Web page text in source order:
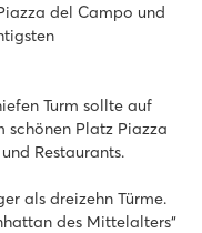
del Campo und
Turm sollte auf
schönen Platz Piazza
Restaurants.
als dreizehn Türme.
des Mittelalters“